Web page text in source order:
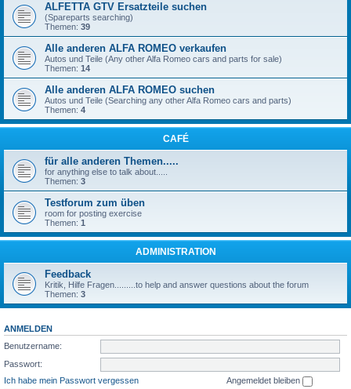
ALFETTA GTV Ersatzteile suchen
(Spareparts searching)
Themen: 39
Alle anderen ALFA ROMEO verkaufen
Autos und Teile (Any other Alfa Romeo cars and parts for sale)
Themen: 14
Alle anderen ALFA ROMEO suchen
Autos und Teile (Searching any other Alfa Romeo cars and parts)
Themen: 4
CAFÉ
für alle anderen Themen.....
for anything else to talk about.....
Themen: 3
Testforum zum üben
room for posting exercise
Themen: 1
ADMINISTRATION
Feedback
Kritik, Hilfe Fragen.........to help and answer questions about the forum
Themen: 3
ANMELDEN
Benutzername:
Passwort:
Ich habe mein Passwort vergessen
Angemeldet bleiben